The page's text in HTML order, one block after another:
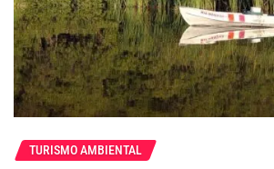
TURISMO AMBIENTAL